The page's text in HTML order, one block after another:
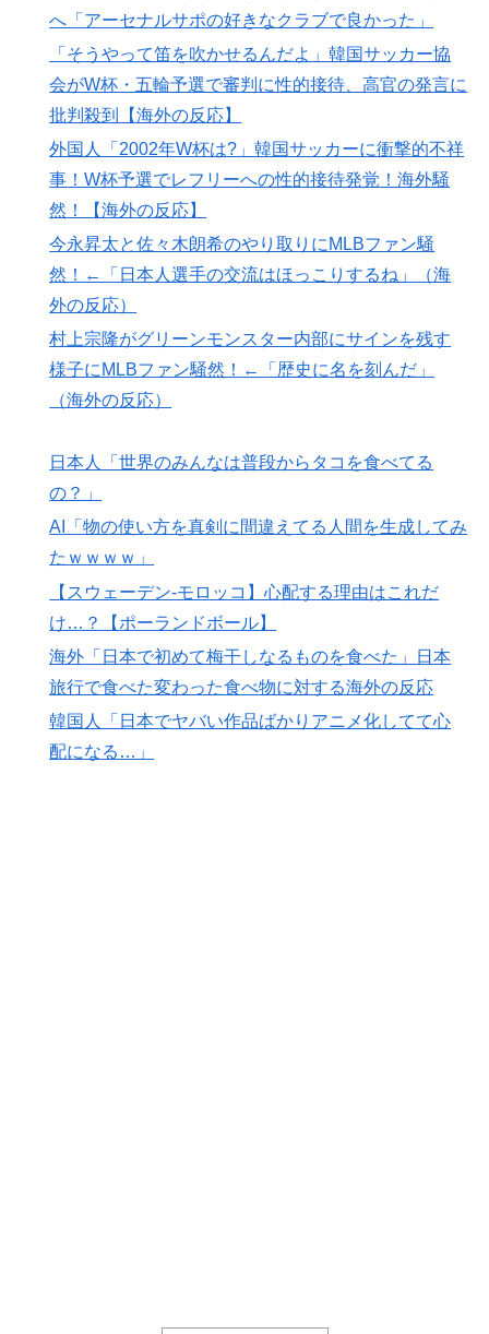
韓国政府、謝罪をすれば賠償を放棄する案を日本側に提
▶
外国人「2002年W杯は?」韓国サッカーに衝撃的不祥
【海外の反応】
欧州「日本だけ反則だろ…」 世界の『日本びいき』に
ヨーロッパ全土から不満の声
貰ったんだけど、これってどうやって開けるんだ！？」
【海外の反応】
▶ ロシア「お前らの国にある似非エッフェル塔を見せてく
れ！」
▶ 日本人「世界のみんなは普段からタコを食べてるの？」
▶ ライバルのリコに身体で賞金払わせる話やりてえ
▶
韓国人「日本でヤバい作品ばかりアニメ化してて心配に
なる…」
海外「全部日本の真似だったのか…」 日本の普通のテ
レビ番組が最新SNSの数十年先を行っていたと話題に
▶ 海外「世界で日本を死守するぞ！」 日本の消防署を訪
れたちびっ子集団が世界をメロメロに
▶ 韓国人「日本には韓国みたいなドラッグストアがないの
で韓国が羨ましくて羨ましくて仕方がないんだそうで
へ「アーセナルサポの好きなクラブで良かった」
「そうやって笛を吹かせるんだよ」韓国サッカー協
会がW杯・五輪予選で審判に性的接待、高官の発言に
批判殺到【海外の反応】
外国人「2002年W杯は?」韓国サッカーに衝撃的不祥
事！W杯予選でレフリーへの性的接待発覚！海外騒
然！【海外の反応】
今永昇太と佐々木朗希のやり取りにMLBファン騒
然！←「日本人選手の交流はほっこりするね」（海
外の反応）
村上宗隆がグリーンモンスター内部にサインを残す
様子にMLBファン騒然！←「歴史に名を刻んだ」
（海外の反応）
日本人「世界のみんなは普段からタコを食べてる
の？」
AI「物の使い方を真剣に間違えてる人間を生成してみ
たｗｗｗｗ」
【スウェーデン-モロッコ】心配する理由はこれだ
け…？【ポーランドボール】
海外「日本で初めて梅干しなるものを食べた」日本
旅行で食べた変わった食べ物に対する海外の反応
韓国人「日本でヤバい作品ばかりアニメ化してて心
配になる…」